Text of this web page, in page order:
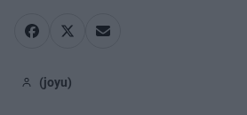
(joyu)